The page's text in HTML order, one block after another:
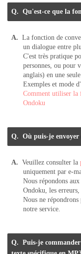
Qu'est-ce que la
La fonction de
un dialogue entre
C'est très pratique
personnes, ou pour
anglais) en une
Exemples et mode
Comment utiliser la
Ondoku
Où puis-je envoyer
Veuillez consulter la
uniquement par e-
Nous répondons
Ondoku, les erreurs,
Nous ne répondrons
notre service.
Puis-je